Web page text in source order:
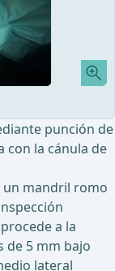
punción de
con la cánula de
un mandril romo
a la
de 5 mm bajo
lateral